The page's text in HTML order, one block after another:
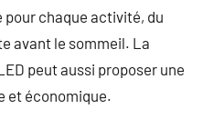
chaque activité, du
avant le sommeil. La
peut aussi proposer une
et économique.